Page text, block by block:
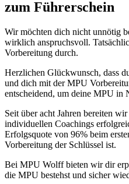
zum Führerschein
Wir möchten dich nicht unnötig
wirklich anspruchsvoll.
Vorbereitung durch.
Herzlichen Glückwunsch, dass
und dich mit der MPU
entscheidend, um deine MPU in
Seit über acht Jahren bereiten
individuellen Coachings
Erfolgsquote von 96% beim
Vorbereitung der Schlüssel ist.
Bei MPU Wolff bieten wir dir
die MPU bestehst und sicher